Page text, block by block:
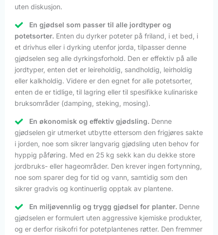
uten diskusjon.
En gjødsel som passer til alle jordtyper og
potetsorter. Enten du dyrker poteter på friland, i et bed, i
et drivhus eller i dyrking utenfor jorda, tilpasser denne
gjødselen seg alle dyrkingsforhold. Den er effektiv på alle
jordtyper, enten det er leireholdig, sandholdig, leirholdig
eller kalkholdig. Videre er den egnet for alle potetsorter,
enten de er tidlige, til lagring eller til spesifikke kulinariske
bruksområder (damping, steking, mosing).
En økonomisk og effektiv gjødsling. Denne
gjødselen gir utmerket utbytte ettersom den frigjøres sakte
i jorden, noe som sikrer langvarig gjødsling uten behov for
hyppig påføring. Med en 25 kg sekk kan du dekke store
jordbruks- eller hageområder. Den krever ingen fortynning,
noe som sparer deg for tid og vann, samtidig som den
sikrer gradvis og kontinuerlig opptak av plantene.
En miljøvennlig og trygg gjødsel for planter. Denne
gjødselen er formulert uten aggressive kjemiske produkter,
og er derfor risikofri for potetplantenes røtter. Den fremmer